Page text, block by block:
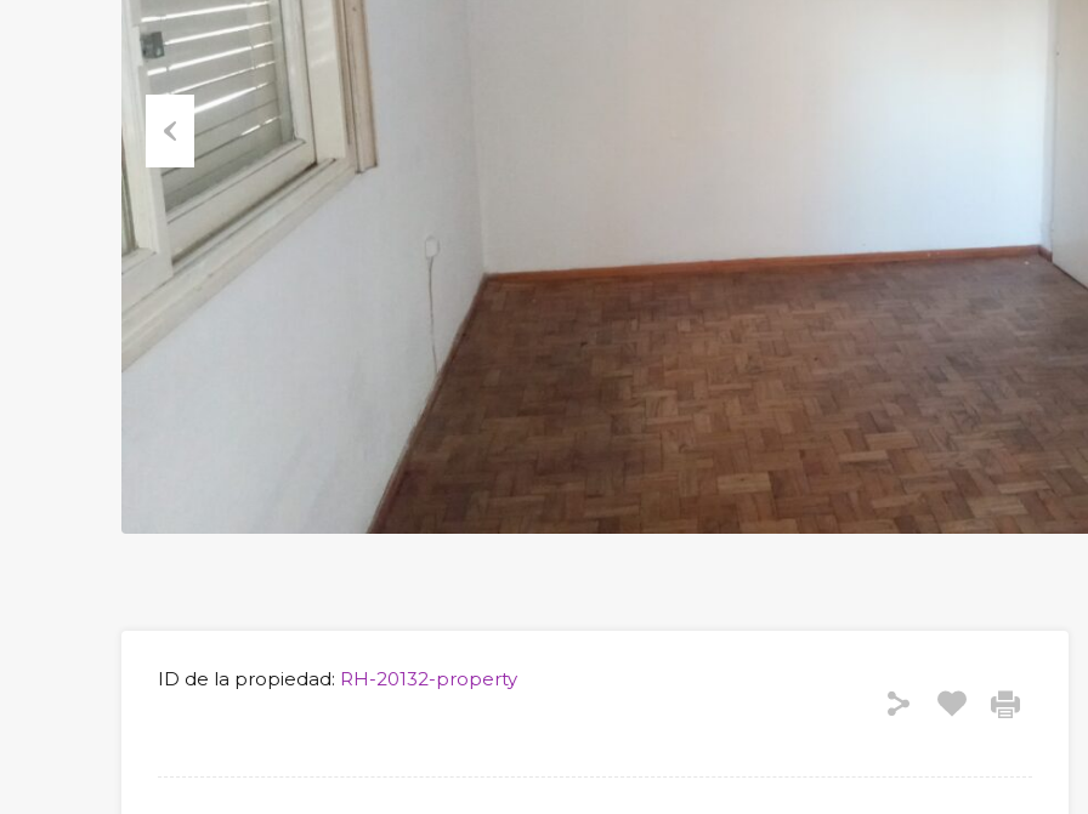
Previous
ID de la propiedad: RH-20132-property